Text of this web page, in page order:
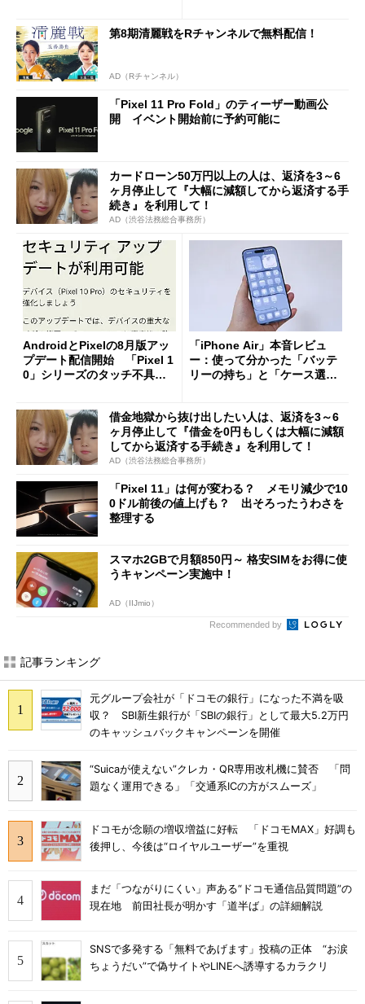
第8期清麗戦をRチャンネルで無料配信！
AD（Rチャンネル）
「Pixel 11 Pro Fold」のティーザー動画公
開 イベント開始前に予約可能に
カードローン50万円以上の人は、返済を3～6
ヶ月停止して『大幅に減額してから返済する手
続き』を利用して！
AD（渋谷法務総合事務所）
AndroidとPixelの8月版アッ
プデート配信開始 「Pixel 1
0」シリーズのタッチ不具合
「iPhone Air」本音レビュ
ー：使って分かった「バッテ
リーの持ち」と「ケース選
借金地獄から抜け出したい人は、返済を3～6
ヶ月停止して『借金を0円もしくは大幅に減額
してから返済する手続き』を利用して！
AD（渋谷法務総合事務所）
「Pixel 11」は何が変わる？ メモリ減少で10
0ドル前後の値上げも？ 出そろったうわさを
整理する
スマホ2GBで月額850円～ 格安SIMをお得に使
うキャンペーン実施中！
AD（IIJmio）
Recommended by
記事ランキング
元グループ会社が「ドコモの銀行」になった不満を吸
収？ SBI新生銀行が「SBIの銀行」として最大5.2万円
のキャッシュバックキャンペーンを開催
“Suicaが使えない”クレカ・QR専用改札機に賛否 「問
題なく運用できる」「交通系ICの方がスムーズ」
ドコモが念願の増収増益に好転 「ドコモMAX」好調も
後押し、今後は“ロイヤルユーザー”を重視
まだ「つながりにくい」声ある“ドコモ通信品質問題”の
現在地 前田社長が明かす「道半ば」の詳細解説
SNSで多発する「無料であげます」投稿の正体 “お涙
ちょうだい”で偽サイトやLINEへ誘導するカラクリ